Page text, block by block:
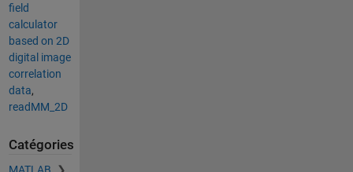
field
calculator
based on 2D
digital image
correlation
data,
readMM_2D
Catégories